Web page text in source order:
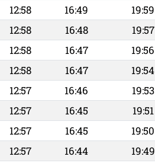
12:58 16:49 19:59
12:58 16:48 19:57
12:58 16:47 19:56
12:58 16:47 19:54
12:57 16:46 19:53
12:57 16:45 19:51
12:57 16:45 19:50
12:57 16:44 19:49